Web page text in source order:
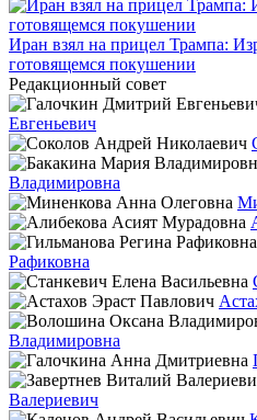
Иран взял на прицел Трампа:
готовящемся покушении
Редакционный совет
Евгеньевич
Владимировна
Рафиковна
Владимировна
Валериевич